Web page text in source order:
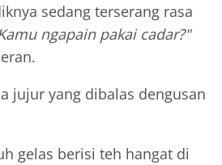
sedang terserang rasa
ngapain pakai cadar?"
jujur yang dibalas dengusan
gelas berisi teh hangat di